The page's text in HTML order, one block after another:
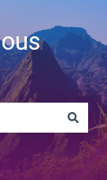
de recherche